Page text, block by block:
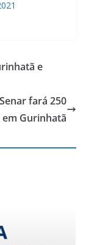
e
fará 250
em Gurinhatã